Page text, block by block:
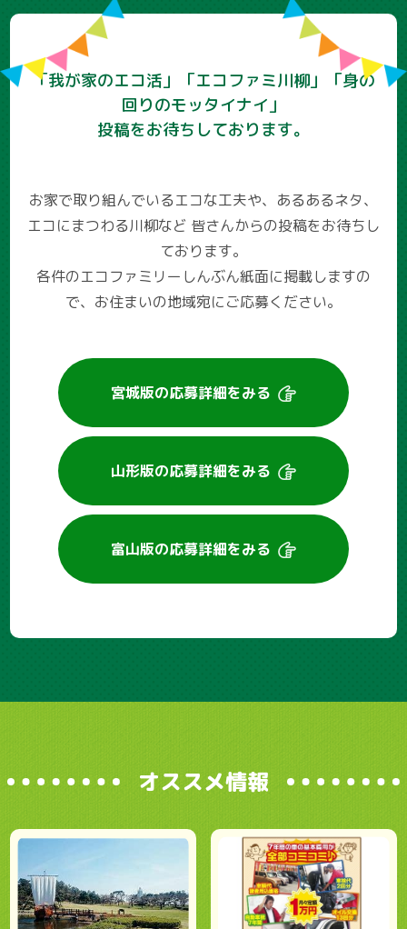
「我が家のエコ活」「エコファミ川柳」「身の
回りのモッタイナイ」
投稿をお待ちしております。
お家で取り組んでいるエコな工夫や、あるあるネタ、
エコにまつわる川柳など 皆さんからの投稿をお待ちし
ております。
各件のエコファミリーしんぶん紙面に掲載しますの
で、お住まいの地域宛にご応募ください。
宮城版の応募詳細をみる
山形版の応募詳細をみる
富山版の応募詳細をみる
オススメ情報